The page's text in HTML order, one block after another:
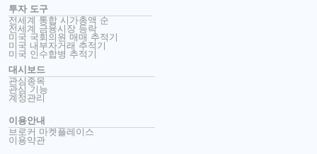
투자 도구
전세계 통합 시가총액 순
전세계 금융시장 등락
미국 국회의원 매매 추적기
미국 내부자거래 추적기
미국 인수합병 추적기
대시보드
관심종목
관심 기능
계정관리
이용안내
브로커 마켓플레이스
이용약관